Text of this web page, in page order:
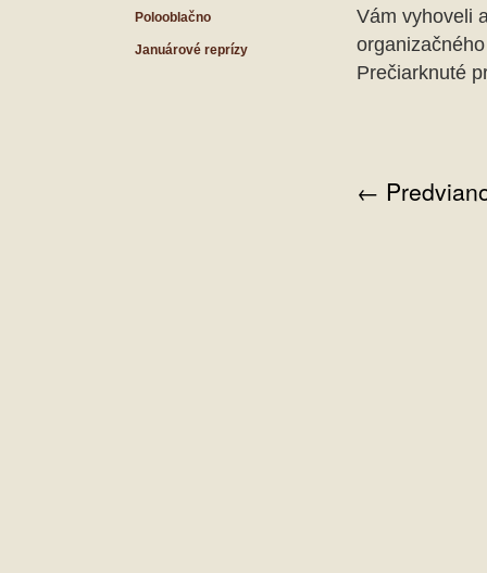
Vám vyhoveli
Prečiarknuté
←
Polooblačno
Januárové reprízy